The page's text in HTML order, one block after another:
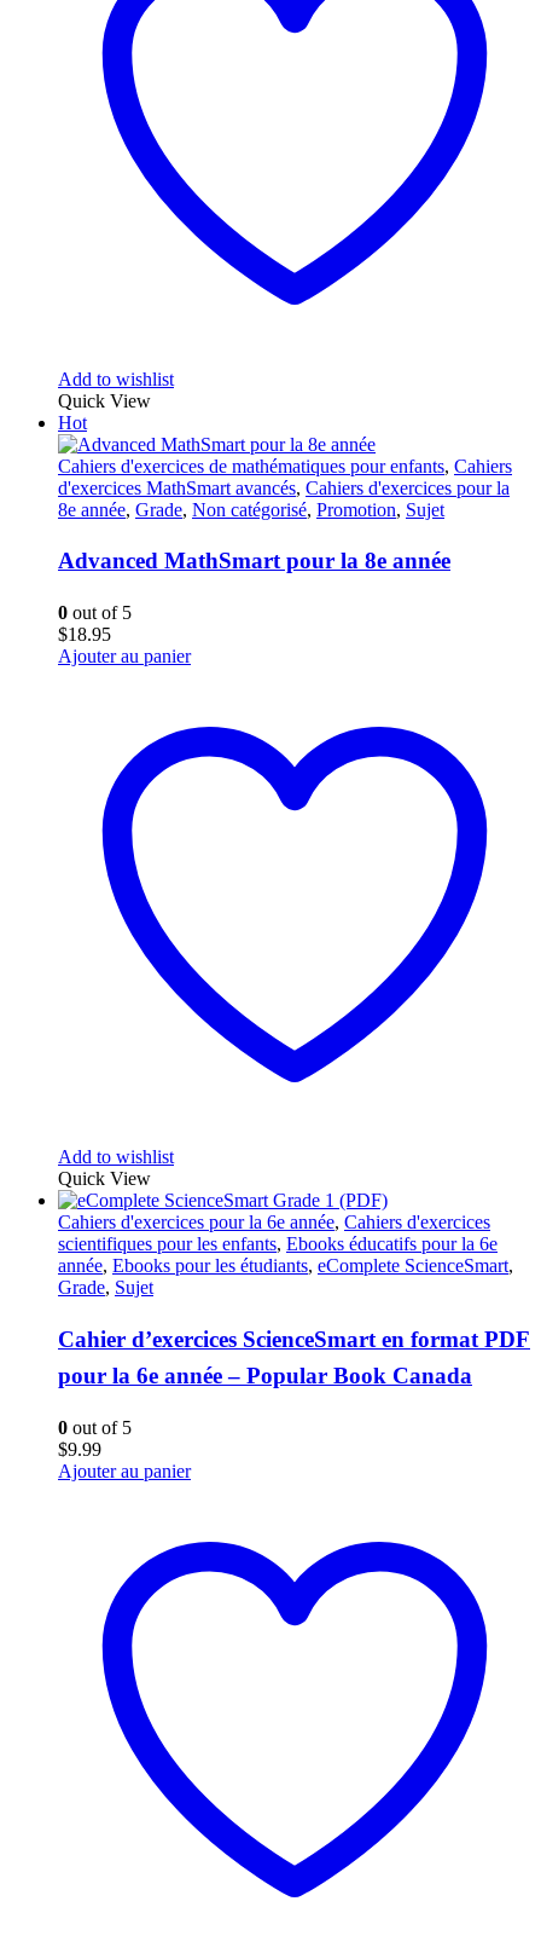
Add to wishlist
Quick View
Hot
Cahiers d'exercices de mathématiques pour enfants, Cahiers
d'exercices MathSmart avancés, Cahiers d'exercices pour la
8e année, Grade, Non catégorisé, Promotion, Sujet
Advanced MathSmart pour la 8e année
0 out of 5
$18.95
Ajouter au panier
Add to wishlist
Quick View
Cahiers d'exercices pour la 6e année, Cahiers d'exercices
scientifiques pour les enfants, Ebooks éducatifs pour la 6e
année, Ebooks pour les étudiants, eComplete ScienceSmart,
Grade, Sujet
Cahier d’exercices ScienceSmart en format PDF
pour la 6e année – Popular Book Canada
0 out of 5
$9.99
Ajouter au panier